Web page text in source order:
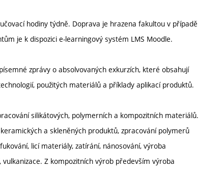
hodiny týdně. Doprava je hrazena fakultou v případě
je k dispozici e-learningový systém LMS Moodle.
zprávy o absolvovaných exkurzích, které obsahují
použitých materiálů a příklady aplikací produktů.
silikátových, polymerních a kompozitních materiálů.
a skleněných produktů, zpracování polymerů
licí materiály, zatírání, nánosování, výroba
Z kompozitních výrob především výroba